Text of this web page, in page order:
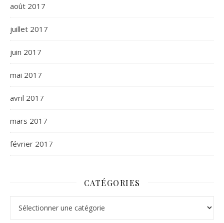
août 2017
juillet 2017
juin 2017
mai 2017
avril 2017
mars 2017
février 2017
CATÉGORIES